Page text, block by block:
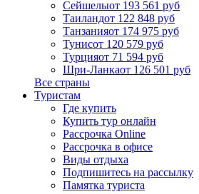
Сейшелыот 193 561 руб
Таиландот 122 848 руб
Танзанияот 174 975 руб
Тунисот 120 579 руб
Турцияот 71 594 руб
Шри-Ланкаот 126 501 руб
Все страны
Туристам
Где купить
Купить тур онлайн
Рассрочка Online
Рассрочка в офисе
Виды отдыха
Подпишитесь на рассылку
Памятка туриста